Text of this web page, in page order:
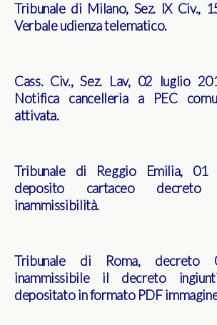
Tribunale di Milano, Sez. IX Civ.,
Verbale udienza telematico.
Cass. Civ., Sez. Lav, 02 luglio
Notifica cancelleria a PEC
attivata.
Tribunale di Reggio Emilia,
deposito cartaceo
inammissibilità.
Tribunale di Roma, decreto
inammissibile il decreto
depositato in formato PDF